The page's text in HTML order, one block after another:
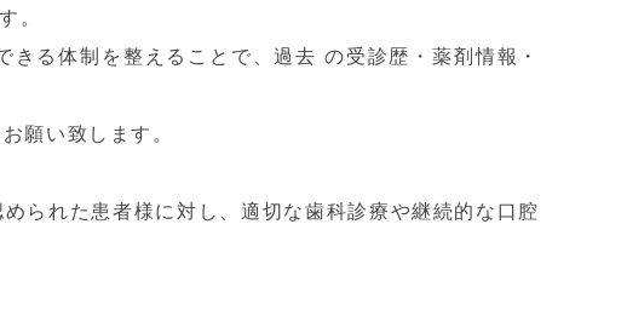
。
る体制を整えることで、過去 の受診歴・薬剤情報・
願い致します。
られた患者様に対し、適切な歯科診療や継続的な口腔